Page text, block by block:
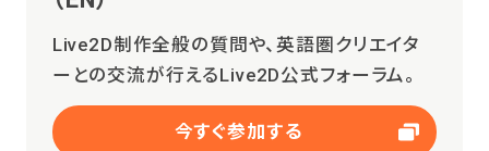
Live2D制作全般の質問や、英語圏クリエイタ
ーとの交流が行えるLive2D公式フォーラム。
今すぐ参加する